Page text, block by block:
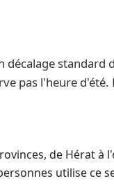
décalage standard
pas l'heure d'été.
de Hérat à
utilise ce